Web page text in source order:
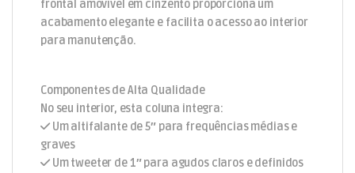
frontal amovível em cinzento proporciona um
acabamento elegante e facilita o acesso ao interior
para manutenção.
Componentes de Alta Qualidade
No seu interior, esta coluna integra:
Um altifalante de 5″ para frequências médias e
graves
Um tweeter de 1″ para agudos claros e definidos